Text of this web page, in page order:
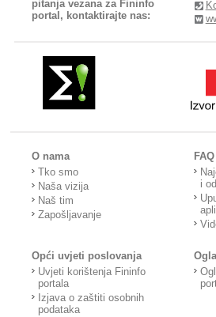
pitanja vezana za Fininfo
portal, kontaktirajte nas:
O nama
Tko smo
Naša vizija
Naš tim
Zapošljavanje
i
Opći uvjeti poslovanja
Uvjeti korištenja Fininfo
portala
Izjava o zaštiti osobnih
podataka